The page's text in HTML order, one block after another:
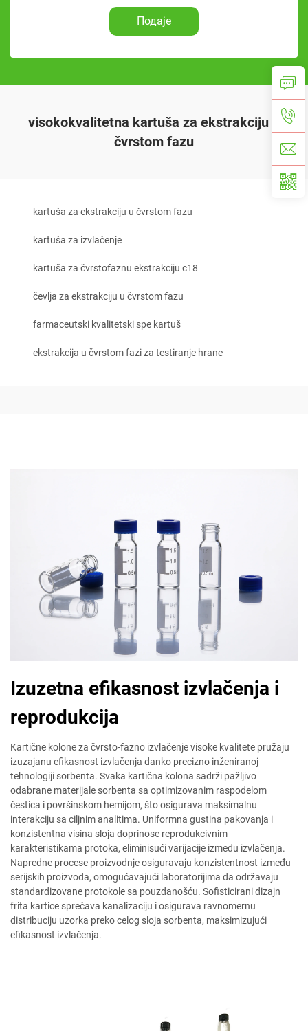
Подаје
visokokvalitetna kartuša za ekstrakciju u
čvrstom fazu
kartuša za ekstrakciju u čvrstom fazu
kartuša za izvlačenje
kartuša za čvrstofaznu ekstrakciju c18
čevlja za ekstrakciju u čvrstom fazu
farmaceutski kvalitetski spe kartuš
ekstrakcija u čvrstom fazi za testiranje hrane
Izuzetna efikasnost izvlačenja i
reprodukcija
Kartične kolone za čvrsto-fazno izvlačenje visoke kvalitete pružaju
izuzajanu efikasnost izvlačenja danko precizno inženiranoj
tehnologiji sorbenta. Svaka kartična kolona sadrži pažljivo
odabrane materijale sorbenta sa optimizovanim raspodelom
čestica i površinskom hemijom, što osigurava maksimalnu
interakciju sa ciljnim analitima. Uniformna gustina pakovanja i
konzistentna visina sloja doprinose reprodukcivnim
karakteristikama protoka, eliminisući varijacije između izvlačenja.
Napredne procese proizvodnje osiguravaju konzistentnost između
serijskih proizvođa, omogućavajući laboratorijima da održavaju
standardizovane protokole sa pouzdanošću. Sofisticirani dizajn
frita kartice sprečava kanalizaciju i osigurava ravnomernu
distribuciju uzorka preko celog sloja sorbenta, maksimizujući
efikasnost izvlačenja.